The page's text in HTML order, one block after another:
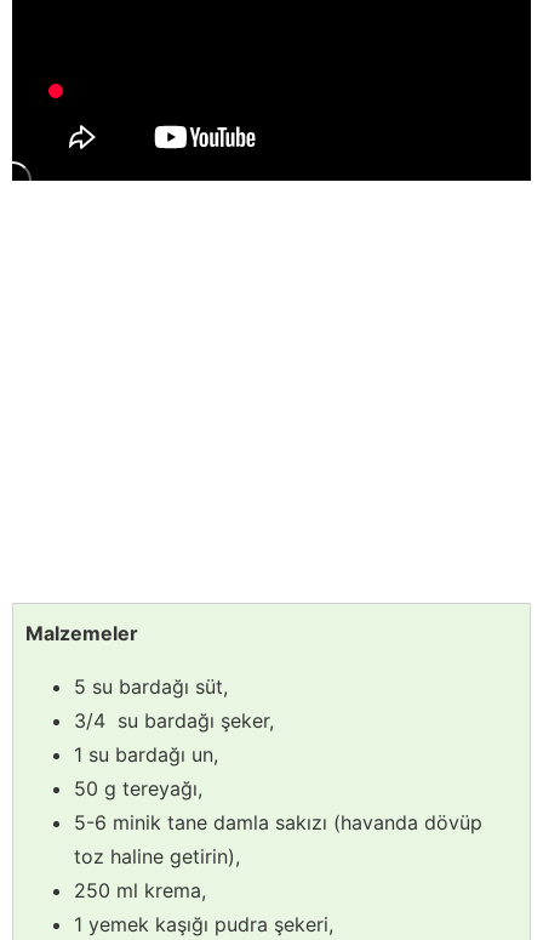
Malzemeler
5 su bardağı süt,
3/4 su bardağı şeker,
1 su bardağı un,
50 g tereyağı,
5-6 minik tane damla sakızı (havanda dövüp
toz haline getirin),
250 ml krema,
1 yemek kaşığı pudra şekeri,